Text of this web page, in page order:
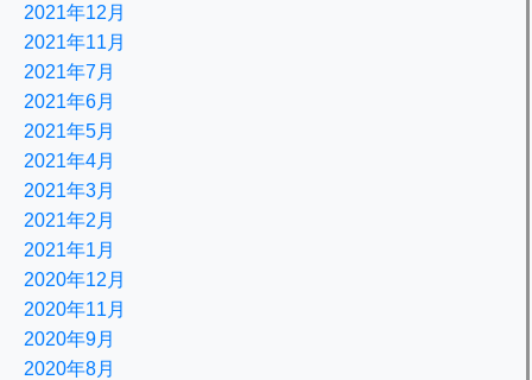
2021年12月
2021年11月
2021年7月
2021年6月
2021年5月
2021年4月
2021年3月
2021年2月
2021年1月
2020年12月
2020年11月
2020年9月
2020年8月